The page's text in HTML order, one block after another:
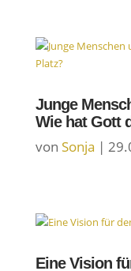
Junge
Wie hat Gott
von Sonja |
Eine Vision